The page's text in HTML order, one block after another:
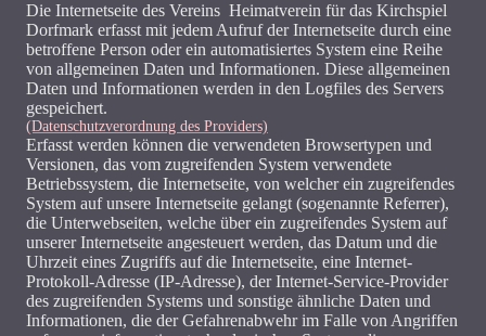
Die Internetseite des Vereins Heimatverein für das Kirchspiel
Dorfmark erfasst mit jedem Aufruf der Internetseite durch eine
betroffene Person oder ein automatisiertes System eine Reihe
von allgemeinen Daten und Informationen. Diese allgemeinen
Daten und Informationen werden in den Logfiles des Servers
gespeichert.
(Datenschutzverordnung des Providers)
Erfasst werden können die verwendeten Browsertypen und
Versionen, das vom zugreifenden System verwendete
Betriebssystem, die Internetseite, von welcher ein zugreifendes
System auf unsere Internetseite gelangt (sogenannte Referrer),
die Unterwebseiten, welche über ein zugreifendes System auf
unserer Internetseite angesteuert werden, das Datum und die
Uhrzeit eines Zugriffs auf die Internetseite, eine Internet-
Protokoll-Adresse (IP-Adresse), der Internet-Service-Provider
des zugreifenden Systems und sonstige ähnliche Daten und
Informationen, die der Gefahrenabwehr im Falle von Angriffen